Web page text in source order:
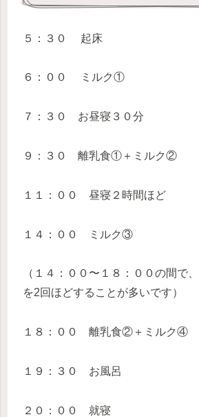
５：３０ 起床
６：００ ミルク①
７：３０ お昼寝３０分
９：３０ 離乳食①＋ミルク②
１１：００ 昼寝２時間ほど
１４：００ ミルク③
（１４：００〜１８：００の間で
を2回ほどすることが多いです）
１８：００ 離乳食②＋ミルク④
１９：３０ お風呂
２０：００ 就寝